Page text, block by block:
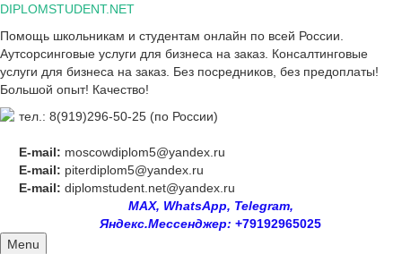
Skip
content
DIPLOMSTUDENT.NET
Помощь школьникам и студентам онлайн по всей России.
Аутсорсинговые услуги для бизнеса на заказ. Консалтинговые
услуги для бизнеса на заказ. Без посредников, без предоплаты!
Большой опыт! Качество!
тел.: 8(919)296-50-25 (по России)
E-mail: moscowdiplom5@yandex.ru
E-mail: piterdiplom5@yandex.ru
E-mail: diplomstudent.net@yandex.ru
MAX, WhatsApp, Telegram,
Яндекс.Мессенджер: +79192965025
Menu